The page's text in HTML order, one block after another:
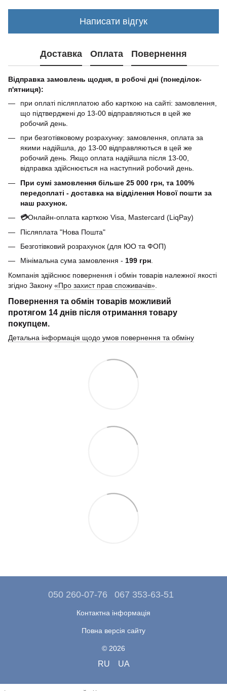
Написати відгук
Доставка Оплата Повернення
Відправка замовлень щодня, в робочі дні (понеділок-
п'ятниця):
при оплаті післяплатою або карткою на сайті: замовлення,
що підтверджені до 13-00 відправляються в цей же
робочий день.
при безготівковому розрахунку: замовлення, оплата за
якими надійшла, до 13-00 відправляються в цей же
робочий день. Якщо оплата надійшла після 13-00,
відправка здійснюється на наступний робочий день.
При сумі замовлення більше 25 000 грн, та 100%
передоплаті - доставка на відділення Нової пошти за
наш рахунок.
💳Онлайн-оплата карткою Visa, Mastercard (LiqPay)
Післяплата "Нова Пошта"
Безготівковий розрахунок (для ЮО та ФОП)
Мінімальна сума замовлення - 199 грн.
Компанія здійснює повернення і обмін товарів належної якості
згідно Закону «Про захист прав споживачів»
Повернення та обмін товарів можливий
протягом 14 днів після отримання товару
покупцем.
Детальна інформація щодо умов повернення та обміну
050 260-07-76 067 353-63-51
Контактна інформація
Повна версія сайту
© 2026
RU UA